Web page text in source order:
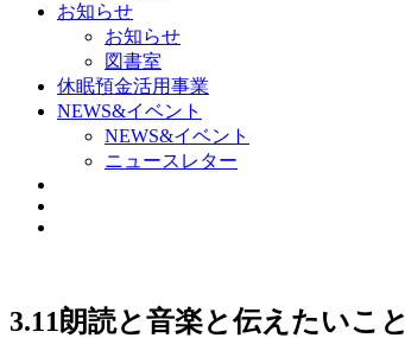
お知らせ
お知らせ
図書室
休眠預金活用事業
NEWS&イベント
NEWS&イベント
ニュースレター
3.11朗読と音楽と伝えたいこと